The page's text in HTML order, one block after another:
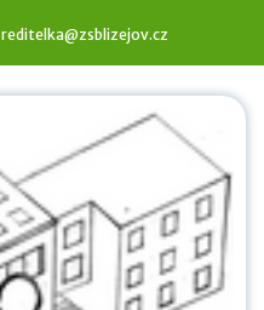
reditelka@zsblizejov.cz